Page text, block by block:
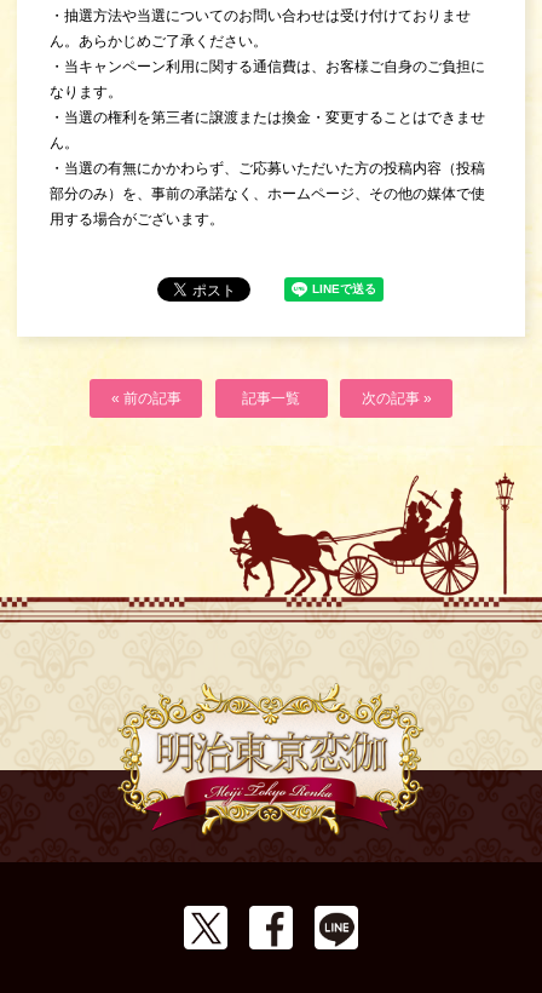
・抽選方法や当選についてのお問い合わせは受け付けておりませ
ん。あらかじめご了承ください。
・当キャンペーン利用に関する通信費は、お客様ご自身のご負担に
なります。
・当選の権利を第三者に譲渡または換金・変更することはできませ
ん。
・当選の有無にかかわらず、ご応募いただいた方の投稿内容（投稿
部分のみ）を、事前の承諾なく、ホームページ、その他の媒体で使
用する場合がございます。
« 前の記事 記事一覧 次の記事 »